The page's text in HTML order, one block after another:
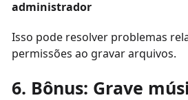
administrador
Isso pode resolver problemas
permissões ao gravar arquivos.
6. Bônus: Grave